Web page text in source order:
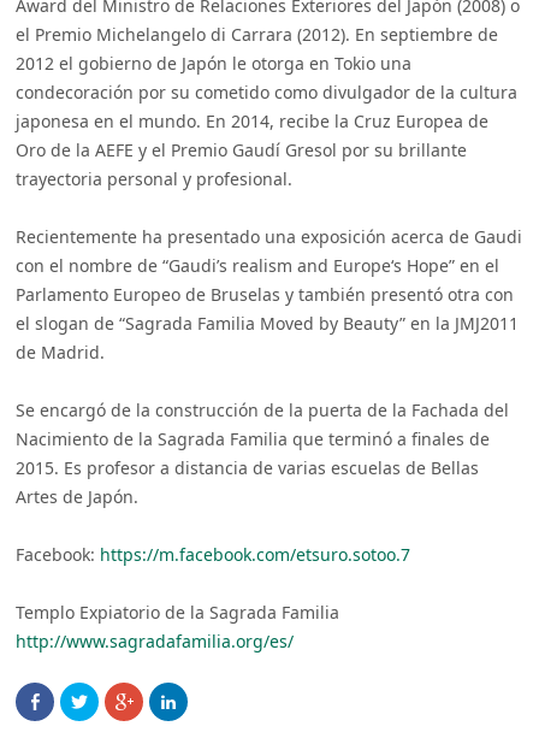
Award del Ministro de Relaciones Exteriores del Japón (2008) o
el Premio Michelangelo di Carrara (2012). En septiembre de
2012 el gobierno de Japón le otorga en Tokio una
condecoración por su cometido como divulgador de la cultura
japonesa en el mundo. En 2014, recibe la Cruz Europea de
Oro de la AEFE y el Premio Gaudí Gresol por su brillante
trayectoria personal y profesional.
Recientemente ha presentado una exposición acerca de Gaudi
con el nombre de “Gaudi’s realism and Europe‘s Hope” en el
Parlamento Europeo de Bruselas y también presentó otra con
el slogan de “Sagrada Familia Moved by Beauty” en la JMJ2011
de Madrid.
Se encargó de la construcción de la puerta de la Fachada del
Nacimiento de la Sagrada Familia que terminó a finales de
2015. Es profesor a distancia de varias escuelas de Bellas
Artes de Japón.
Facebook: https://m.facebook.com/etsuro.sotoo.7
Templo Expiatorio de la Sagrada Familia
http://www.sagradafamilia.org/es/